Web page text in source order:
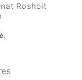
Roshoit